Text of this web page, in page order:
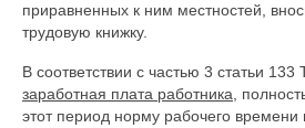
приравненных к ним местностей,
трудовую книжку.
В соответствии с частью 3 статьи
заработная плата работника ,
этот период норму рабочего